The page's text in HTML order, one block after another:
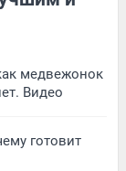
медвежонок
Видео
готовит